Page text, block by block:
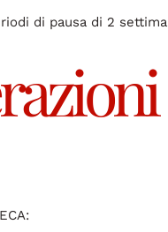
di pausa di 2